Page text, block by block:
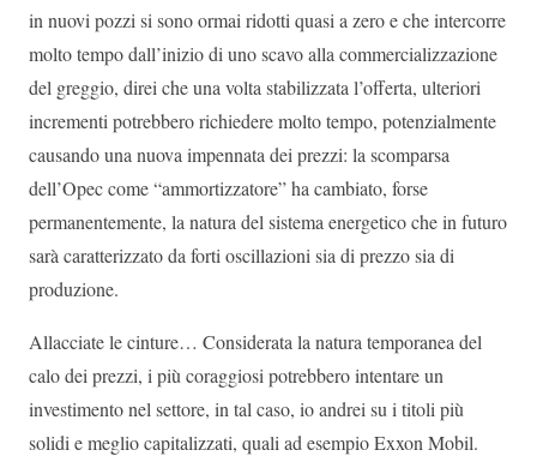
in nuovi pozzi si sono ormai ridotti quasi a zero e che intercorre
molto tempo dall’inizio di uno scavo alla commercializzazione
del greggio, direi che una volta stabilizzata l’offerta, ulteriori
incrementi potrebbero richiedere molto tempo, potenzialmente
causando una nuova impennata dei prezzi: la scomparsa
dell’Opec come “ammortizzatore” ha cambiato, forse
permanentemente, la natura del sistema energetico che in futuro
sarà caratterizzato da forti oscillazioni sia di prezzo sia di
produzione.
Allacciate le cinture… Considerata la natura temporanea del
calo dei prezzi, i più coraggiosi potrebbero intentare un
investimento nel settore, in tal caso, io andrei su i titoli più
solidi e meglio capitalizzati, quali ad esempio Exxon Mobil.